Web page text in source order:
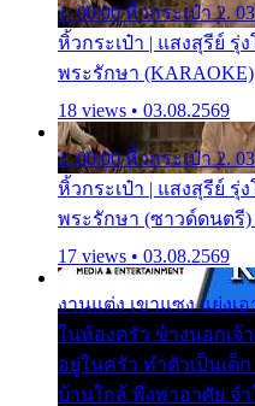
1. 00:00 หิ้วกระเป๋า 2.
หิ้วกระเป๋า | แสงสุรีย์ รุ่
พระรักษา (KARAOKE)
18 views • 03.08.2569
1. 00:00 หิ้วกระเป๋า 2.
หิ้วกระเป๋า | แสงสุรีย์ รุ่
พระรักษา (ซาวด์ดนตรี)
17 views • 03.08.2569
งานแต่ง เขาแซง แย่ง
ในห้องครัว ข้างนอกเจ้
อยู่ในครัว ทำตัวเป็นเด็
บ้านใกล้ พึ่งพาอาศัย จำ